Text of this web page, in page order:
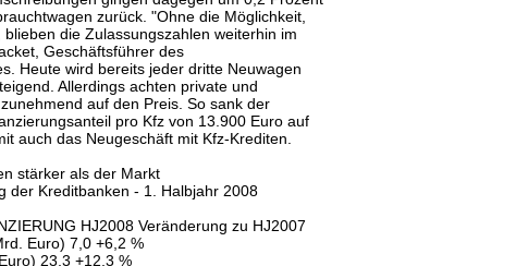
zurück. "Ohne die Möglichkeit,
die Zulassungszahlen weiterhin im
Geschäftsführer des
Heute wird bereits jeder dritte Neuwagen
Allerdings achten private und
auf den Preis. So sank der
pro Kfz von 13.900 Euro auf
auch das Neugeschäft mit Kfz-Krediten.
stärker als der Markt
der Kreditbanken - 1. Halbjahr 2008
HJ2008 Veränderung zu HJ2007
Euro) 7,0 +6,2 %
23,3 +12,3 %